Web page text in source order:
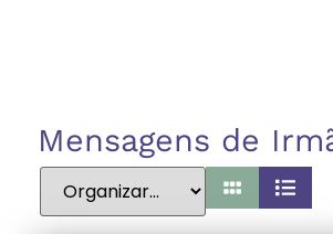
Mensagens de